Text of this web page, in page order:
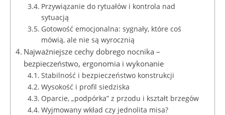
Przywiązanie do rytuałów i kontrola nad
sytuacją
Gotowość emocjonalna: sygnały, które coś
mówią, ale nie są wyrocznią
Najważniejsze cechy dobrego nocnika –
bezpieczeństwo, ergonomia i wykonanie
Stabilność i bezpieczeństwo konstrukcji
Wysokość i profil siedziska
Oparcie, „podpórka” z przodu i kształt brzegów
Wyjmowany wkład czy jednolita misa?